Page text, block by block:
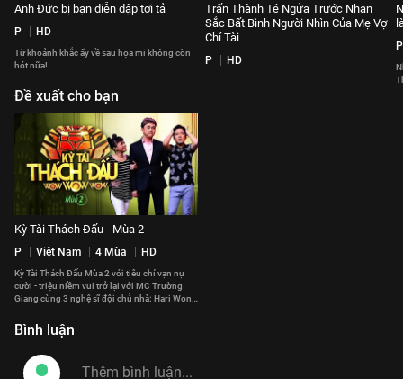
Anh Đức bị bạn diễn dập tơi tả
P HD
Từ khoảnh khắc ấy về sau họa mi không còn
hót nữa!
Trấn Thành Té Ngửa Trước Nhan
Sắc Bất Bình Người Nhìn Của Mẹ Vợ
Chí Tài
P HD
P
Đề xuất cho bạn
Kỳ Tài Thách Đấu - Mùa 2
P Việt Nam 4 Mùa HD
Kỳ Tài Thách Đấu Mùa 2 với tiêu chí vạn nụ
cười - triệu niềm vui trở lại với MC Trường
Giang cùng 3 nghệ sĩ đội chủ nhà: Hari Won,
Bình luận